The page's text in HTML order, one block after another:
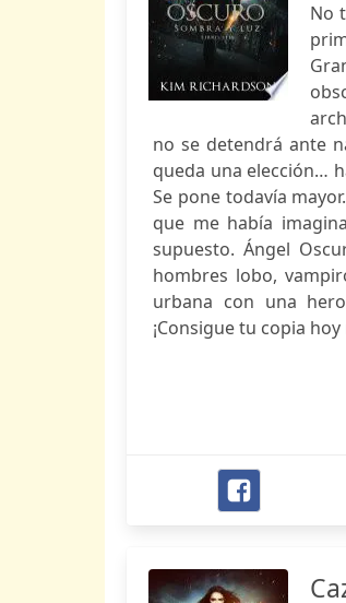
No
no se detendrá ante
queda una elección…
Se pone todavía
que me había
supuesto. Ángel
hombres lobo,
urbana con una
¡Consigue tu copia